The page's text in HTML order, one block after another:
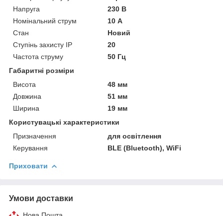
Напруга
230 В
Номінальний струм
10 А
Стан
Новий
Ступінь захисту IP
20
Частота струму
50 Гц
Габаритні розміри
Висота
48 мм
Довжина
51 мм
Ширина
19 мм
Користувацькі характеристики
Призначення
для освітлення
Керування
BLE (Bluetooth), WiFi
Приховати
Умови доставки